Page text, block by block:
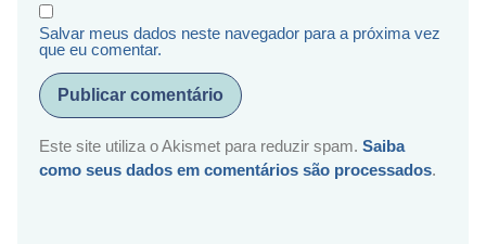
Salvar meus dados neste navegador para a próxima vez
que eu comentar.
Este site utiliza o Akismet para reduzir spam. Saiba
como seus dados em comentários são processados.